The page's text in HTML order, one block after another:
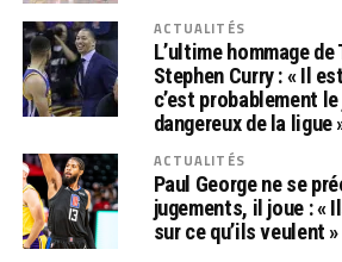
ACTUALITÉS
L’ultime hommage
Stephen Curry : « Il
c’est probablement
dangereux de la ligue
ACTUALITÉS
Paul George ne se
jugements, il joue : «
sur ce qu’ils veulent »